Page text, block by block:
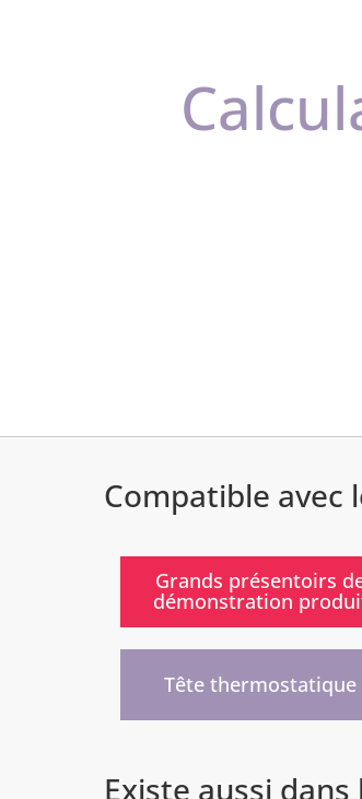
Compatible avec
Grands présentoirs
démonstration
Tête thermostatique
Existe aussi dans